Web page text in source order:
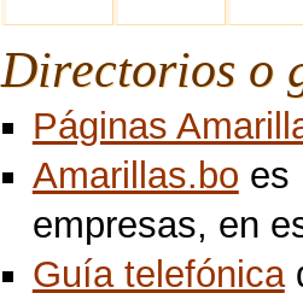
Directorios o
Páginas
Amarillas.bo es
empresas, en
Guía telefónica